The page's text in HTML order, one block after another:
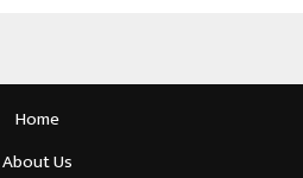
Home
About Us